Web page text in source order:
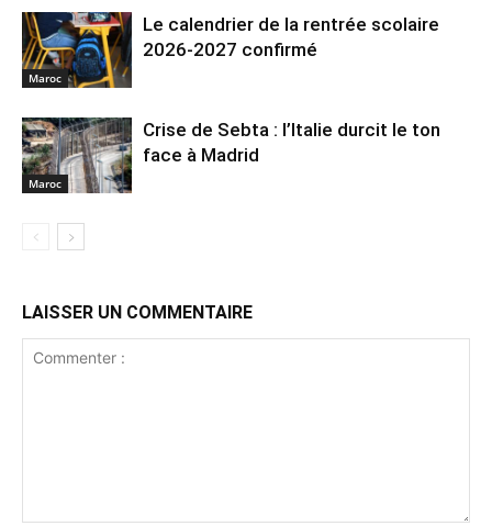
Maroc
Le calendrier de la rentrée scolaire
2026-2027 confirmé
Maroc
Crise de Sebta : l’Italie durcit le ton
face à Madrid
LAISSER UN COMMENTAIRE